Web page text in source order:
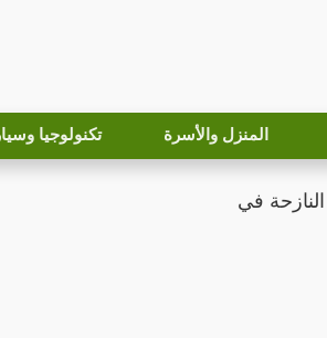
المنزل والأسرة تكنولوجيا
في